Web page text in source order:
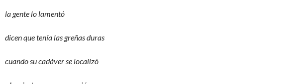
la gente lo lamentó
dicen que tenía las greñas duras
cuando su cadáver se localizó